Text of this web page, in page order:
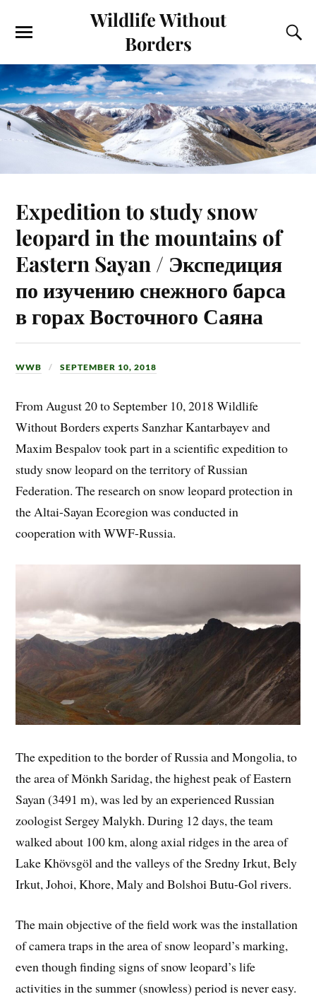
Wildlife Without
Borders
Expedition to study snow
leopard in the mountains of
Eastern Sayan / Экспедиция
по изучению снежного барса
в горах Восточного Саяна
WWB SEPTEMBER 10, 2018
From August 20 to September 10, 2018 Wildlife
Without Borders experts Sanzhar Kantarbayev and
Maxim Bespalov took part in a scientific expedition to
study snow leopard on the territory of Russian
Federation. The research on snow leopard protection in
the Altai-Sayan Ecoregion was conducted in
cooperation with WWF-Russia.
The expedition to the border of Russia and Mongolia, to
the area of Mönkh Saridag, the highest peak of Eastern
Sayan (3491 m), was led by an experienced Russian
zoologist Sergey Malykh. During 12 days, the team
walked about 100 km, along axial ridges in the area of
Lake Khövsgöl and the valleys of the Sredny Irkut, Bely
Irkut, Johoi, Khore, Maly and Bolshoi Butu-Gol rivers.
The main objective of the field work was the installation
of camera traps in the area of snow leopard’s marking,
even though finding signs of snow leopard’s life
activities in the summer (snowless) period is never easy.